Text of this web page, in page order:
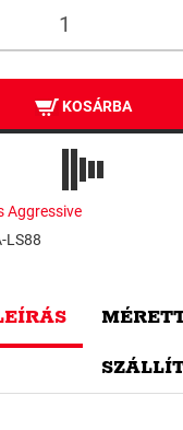
KOSÁRBA
Aggressive
LS88